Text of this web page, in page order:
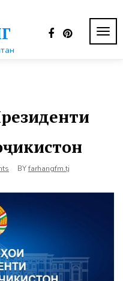
BYfarhangfm.tj